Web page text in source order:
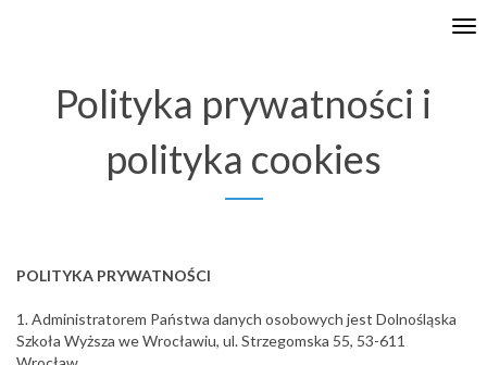
Polityka prywatności i
polityka cookies
POLITYKA PRYWATNOŚCI
1. Administratorem Państwa danych osobowych jest Dolnośląska
Szkoła Wyższa we Wrocławiu, ul. Strzegomska 55, 53-611